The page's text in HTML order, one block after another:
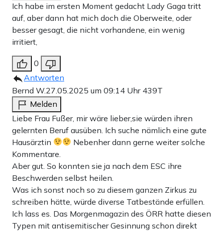
Ich habe im ersten Moment gedacht Lady Gaga tritt
auf, aber dann hat mich doch die Oberweite, oder
besser gesagt, die nicht vorhandene, ein wenig
irritiert,
0
Antworten
Bernd W. 27.05.2025 um 09:14 Uhr 439T
Melden
Liebe Frau Fußer, mir wäre lieber,sie würden ihren
gelernten Beruf ausüben. Ich suche nämlich eine gute
Hausärztin
Nebenher dann gerne weiter solche
Kommentare.
Aber gut. So konnten sie ja nach dem ESC ihre
Beschwerden selbst heilen.
Was ich sonst noch so zu diesem ganzen Zirkus zu
schreiben hätte, würde diverse Tatbestände erfüllen.
Ich lass es. Das Morgenmagazin des ÖRR hatte diesen
Typen mit antisemitischer Gesinnung schon direkt